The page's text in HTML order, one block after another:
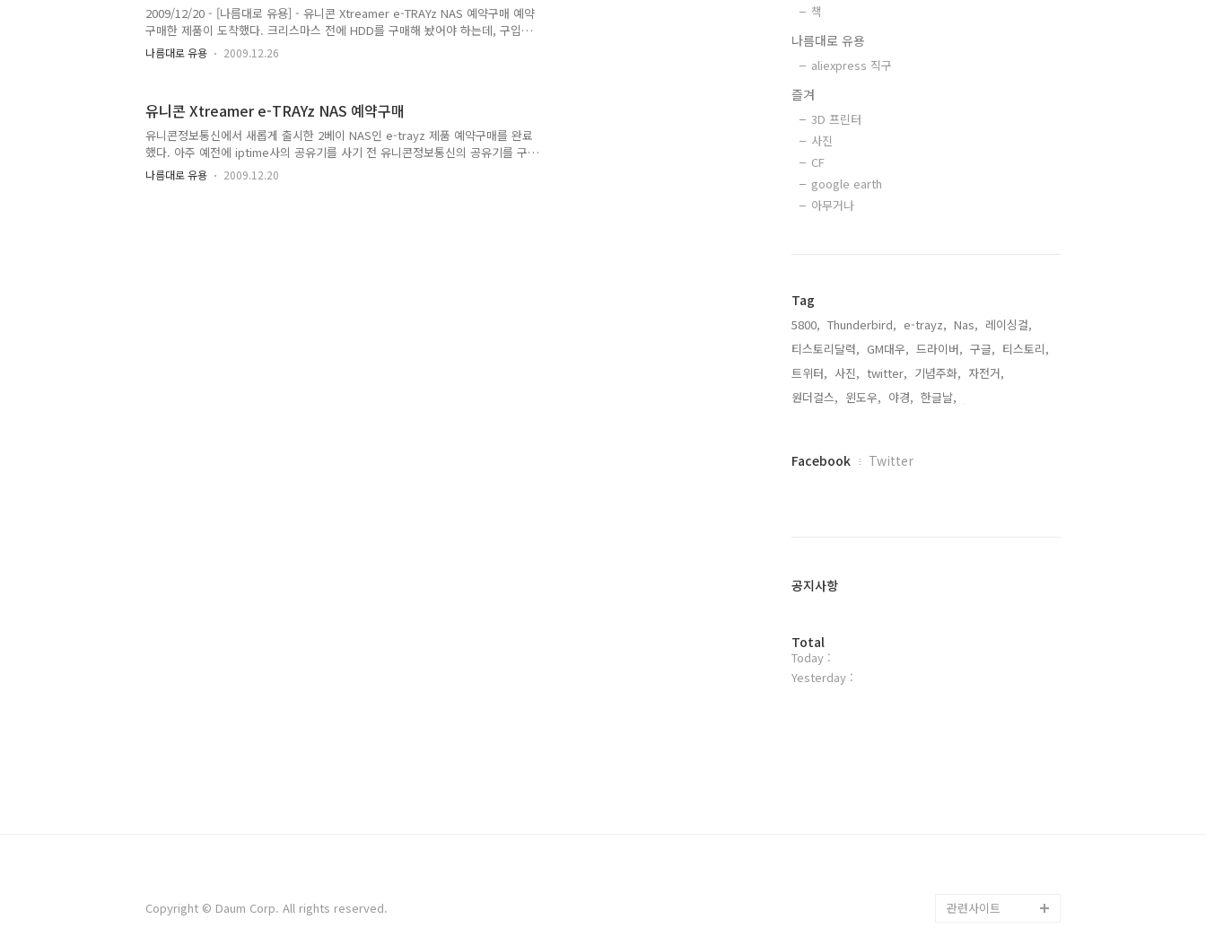
2009/12/20 - [나름대로 유용] - 유니콘 Xtreamer e-TRAYz NAS 예약구매 예약
구매한 제품이 도착했다. 크리스마스 전에 HDD를 구매해 놨어야 하는데, 구입
을 하지 못해 오늘 용산에 가서 직접 사왔다. 시게이트 1.5TB ST31500341AS
으로 두 개 구입함. 295000원 지출 (147500 x 2) 아무튼 하드를 장착하고 설정
이지도 금방 열리지 않고 한참동안 로딩을 기다려야 한다. 2. 공용폴더의 권한설
정기능 미흡. Public disk 부분이 있는데, 이 폴더들은 랜으로 묶여있는 PC에서
접근이 가능한 폴더이다...
나름대로 유용 2009.12.26
유니콘 Xtreamer e-TRAYz NAS 예약구매
유니콘정보통신에서 새롭게 출시한 2베이 NAS인 e-trayz 제품 예약구매를 완료
했다. 아주 예전에 iptime사의 공유기를 사기 전 유니콘정보통신의 공유기를 구
입해서 사용해 본 적이 있는데, 저렴해서 구입했다가 낭패를 봐서 내겐 유니콘
제품은 신뢰성을 잃어 버렸다. 그럼에도 불구하고 본 제품을 예약구매 한 이유
나름대로 유용 2009.12.20
책
나름대로 유용
aliexpress 직구
즐겨
3D 프린터
사진
CF
google earth
아무거나
Tag
5800, Thunderbird, e-trayz, Nas, 레이싱걸,
티스토리달력, GM대우, 드라이버, 구글, 티스토리,
트위터, 사진, twitter, 기념주화, 자전거,
원더걸스, 윈도우, 야경, 한글날,
페
플
인
Facebook Twitter
공지사항
방
문
자
Total
Today :
Yesterday :
Copyright © Daum Corp. All rights reserved. 관련사이트